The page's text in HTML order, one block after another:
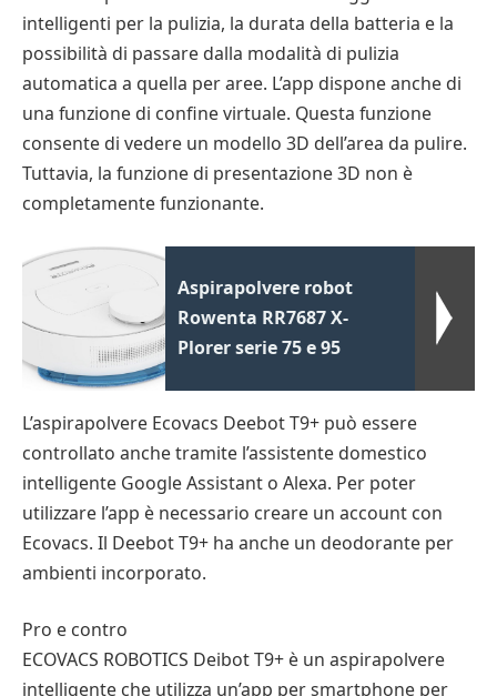
intelligenti per la pulizia, la durata della batteria e la
possibilità di passare dalla modalità di pulizia
automatica a quella per aree. L’app dispone anche di
una funzione di confine virtuale. Questa funzione
consente di vedere un modello 3D dell’area da pulire.
Tuttavia, la funzione di presentazione 3D non è
completamente funzionante.
Aspirapolvere robot
Rowenta RR7687 X-
Plorer serie 75 e 95
L’aspirapolvere Ecovacs Deebot T9+ può essere
controllato anche tramite l’assistente domestico
intelligente Google Assistant o Alexa. Per poter
utilizzare l’app è necessario creare un account con
Ecovacs. Il Deebot T9+ ha anche un deodorante per
ambienti incorporato.
Pro e contro
ECOVACS ROBOTICS Deibot T9+ è un aspirapolvere
intelligente che utilizza un’app per smartphone per